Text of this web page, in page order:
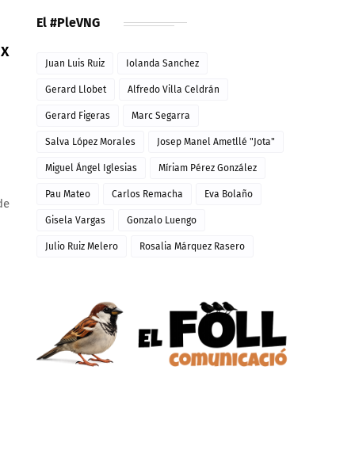
El #PleVNG
Juan Luis Ruiz Iolanda Sanchez
Gerard Llobet Alfredo Villa Celdrán
Gerard Figeras Marc Segarra
Salva López Morales Josep Manel Ametllé "Jota"
Miguel Ángel Iglesias Míriam Pérez González
Pau Mateo Carlos Remacha Eva Bolaño
Gisela Vargas Gonzalo Luengo
Julio Ruiz Melero Rosalia Márquez Rasero